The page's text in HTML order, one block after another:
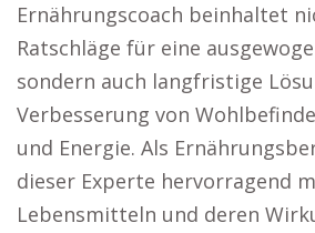
Ernährungscoach beinhaltet
Ratschläge für eine
sondern auch langfristige
Verbesserung von
und Energie. Als
dieser Experte hervorragend
Lebensmitteln und deren